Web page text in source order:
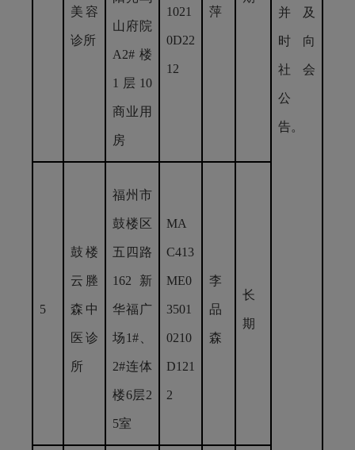
并及
时向
社会
公
告。
美容
诊所
山府院
A2#楼
1层10
商业用
房
1021
0D22
12
萍
5
鼓楼
云塍
森中
医诊
所
福州市
鼓楼区
五四路
162新
华福广
场1#、
2#连体
楼6层2
5室
MA
C413
ME0
3501
0210
D121
2
李
品
森
长
期